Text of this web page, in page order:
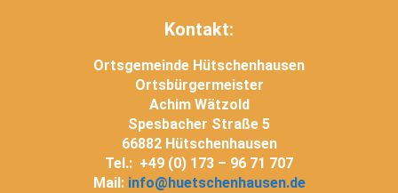
Kontakt:
Ortsgemeinde Hütschenhausen
Ortsbürgermeister
Achim Wätzold
Spesbacher Straße 5
66882 Hütschenhausen
Tel.: +49 (0) 173 – 96 71 707
Mail: info@huetschenhausen.de